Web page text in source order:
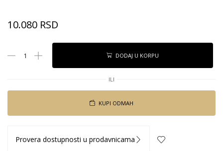
10.080 RSD
DODAJ U KORPU
ILI
KUPI ODMAH
Provera dostupnosti u prodavnicama